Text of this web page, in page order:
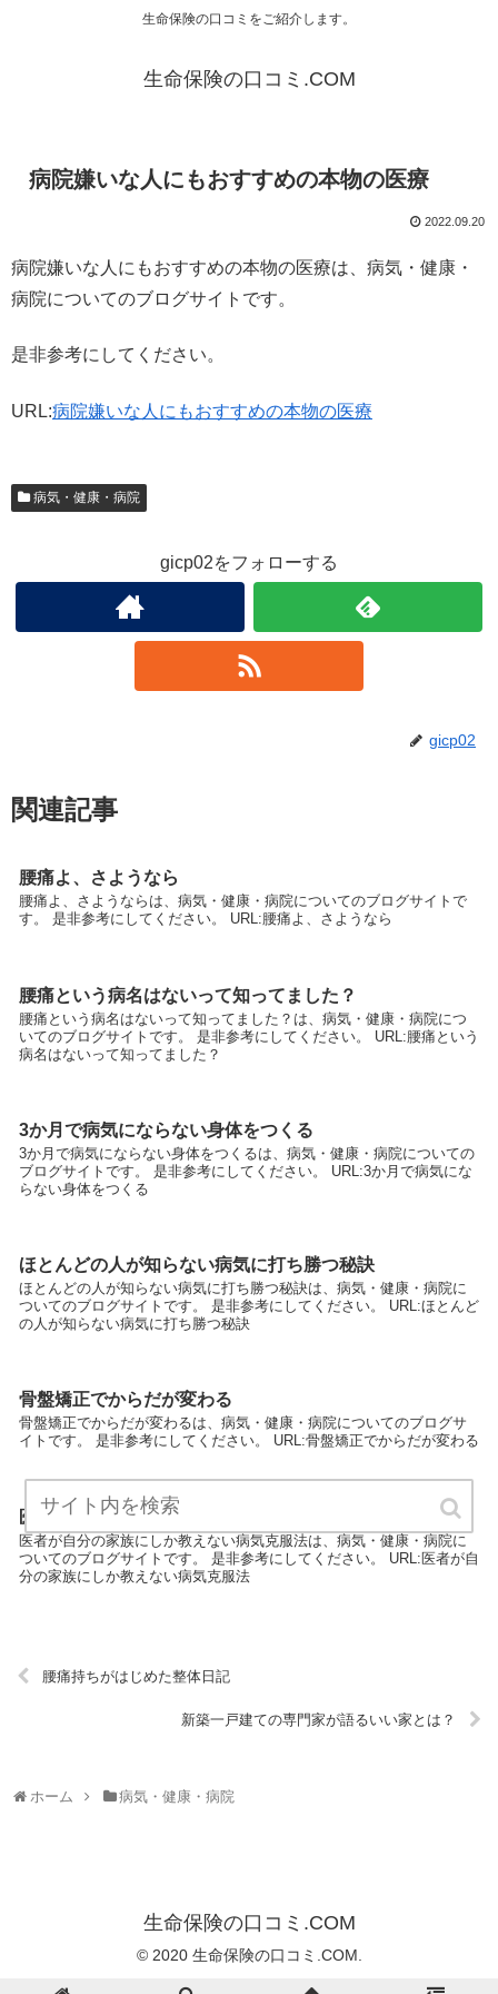
生命保険の口コミをご紹介します。
生命保険の口コミ.COM
病院嫌いな人にもおすすめの本物の医療
2022.09.20
病院嫌いな人にもおすすめの本物の医療は、病気・健康・
病院についてのブログサイトです。
是非参考にしてください。
URL:病院嫌いな人にもおすすめの本物の医療
病気・健康・病院
gicp02をフォローする
gicp02
関連記事
腰痛よ、さようなら
腰痛よ、さようならは、病気・健康・病院についてのブログサイトで
す。 是非参考にしてください。 URL:腰痛よ、さようなら
腰痛という病名はないって知ってました？
腰痛という病名はないって知ってました？は、病気・健康・病院につ
いてのブログサイトです。 是非参考にしてください。 URL:腰痛という
病名はないって知ってました？
3か月で病気にならない身体をつくる
3か月で病気にならない身体をつくるは、病気・健康・病院についての
ブログサイトです。 是非参考にしてください。 URL:3か月で病気にな
らない身体をつくる
ほとんどの人が知らない病気に打ち勝つ秘訣
ほとんどの人が知らない病気に打ち勝つ秘訣は、病気・健康・病院に
ついてのブログサイトです。 是非参考にしてください。 URL:ほとんど
の人が知らない病気に打ち勝つ秘訣
骨盤矯正でからだが変わる
骨盤矯正でからだが変わるは、病気・健康・病院についてのブログサ
イトです。 是非参考にしてください。 URL:骨盤矯正でからだが変わる
医者が自分の家族にしか教えない病気克服法
医者が自分の家族にしか教えない病気克服法は、病気・健康・病院に
ついてのブログサイトです。 是非参考にしてください。 URL:医者が自
分の家族にしか教えない病気克服法
腰痛持ちがはじめた整体日記
新築一戸建ての専門家が語るいい家とは？
ホーム 病気・健康・病院
生命保険の口コミ.COM
© 2020 生命保険の口コミ.COM.